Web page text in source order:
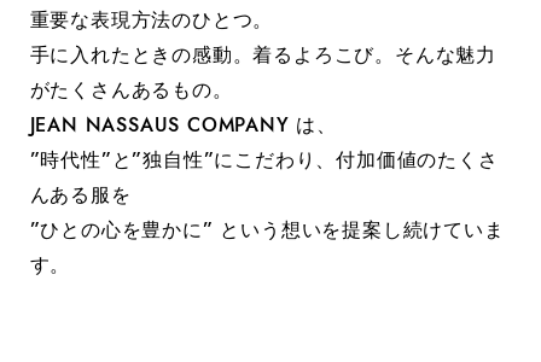
重要な表現方法のひとつ。
手に入れたときの感動。着るよろこび。そんな魅力
がたくさんあるもの。
JEAN NASSAUS COMPANY は、
”時代性”と”独自性”にこだわり、付加価値のたくさ
んある服を
”ひとの心を豊かに” という想いを提案し続けていま
す。